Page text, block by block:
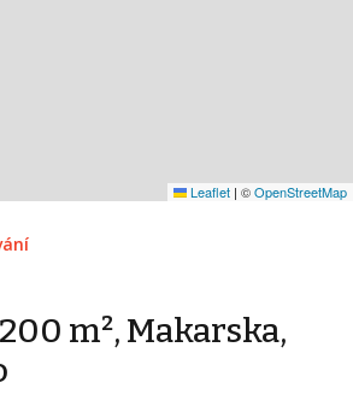
Leaflet | ©OpenStreetMap
m², Makarska,